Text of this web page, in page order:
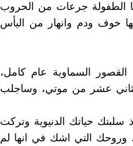
الطفولة جرعات من الحروب
خوف ودم وانهار من اليأس
السماوية عام كامل،
عشر من موتي، وساجلب
سلبتك حياتك الدنيوية وتركت
، وروحك التي اشك في انها لم